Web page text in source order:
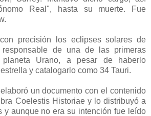
Real", hasta su muerte. Fue
precisión los eclipses solares de
de una de las primeras
planeta Urano, a pesar de haberlo
y catalogarlo como 34 Tauri.
un documento con el contenido
Coelestis Historiae y lo distribuyó a
y aunque no era su intención fue leído